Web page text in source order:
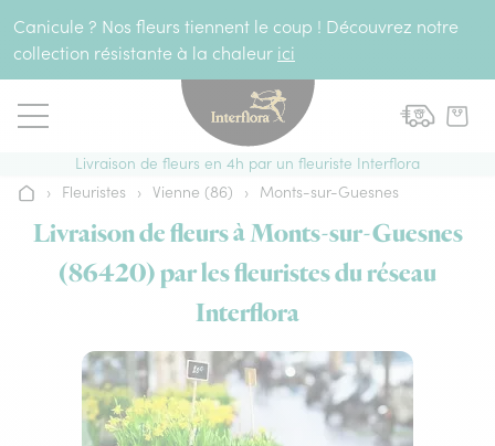
Canicule ? Nos fleurs tiennent le coup ! Découvrez notre
collection résistante à la chaleur ici
Livraison de fleurs en 4h par un fleuriste Interflora
Accueil
› Fleuristes › Vienne (86) › Monts-sur-Guesnes
Livraison de fleurs à Monts-sur-Guesnes
(86420) par les fleuristes du réseau
Interflora